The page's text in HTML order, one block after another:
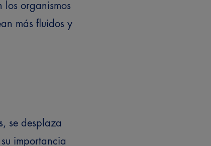
los organismos
más fluidos y
se desplaza
su importancia